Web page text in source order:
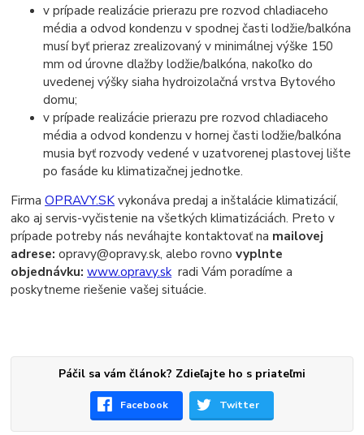
v prípade realizácie prierazu pre rozvod chladiaceho
média a odvod kondenzu v spodnej časti lodžie/balkóna
musí byť prieraz zrealizovaný v minimálnej výške 150
mm od úrovne dlažby lodžie/balkóna, nakoľko do
uvedenej výšky siaha hydroizolačná vrstva Bytového
domu;
v prípade realizácie prierazu pre rozvod chladiaceho
média a odvod kondenzu v hornej časti lodžie/balkóna
musia byť rozvody vedené v uzatvorenej plastovej lište
po fasáde ku klimatizačnej jednotke.
FirmaOPRAVY.SKvykonáva predaj a inštalácie klimatizácií,
ako aj servis-vyčistenie na všetkých klimatizáciách. Preto v
prípade potreby nás neváhajte kontaktovať na mailovej
adrese: opravy@opravy.sk, alebo rovnovyplnte
objednávku:www.opravy.sk radi Vám poradíme a
poskytneme riešenie vašej situácie.
Páčil sa vám článok? Zdieľajte ho s priateľmi
Facebook Twitter